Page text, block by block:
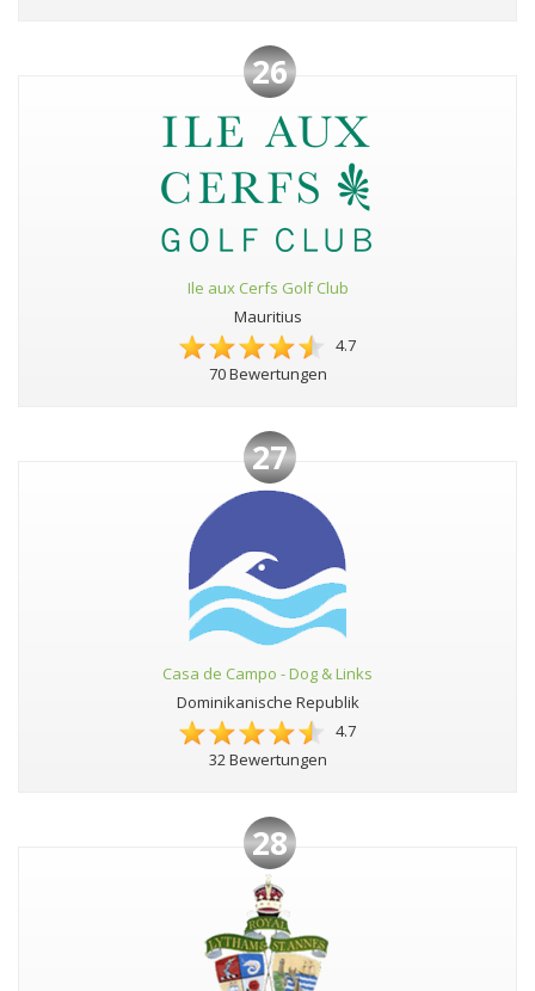
26
Ile aux Cerfs Golf Club
Mauritius
4.7
70 Bewertungen
27
Casa de Campo - Dog & Links
Dominikanische Republik
4.7
32 Bewertungen
28